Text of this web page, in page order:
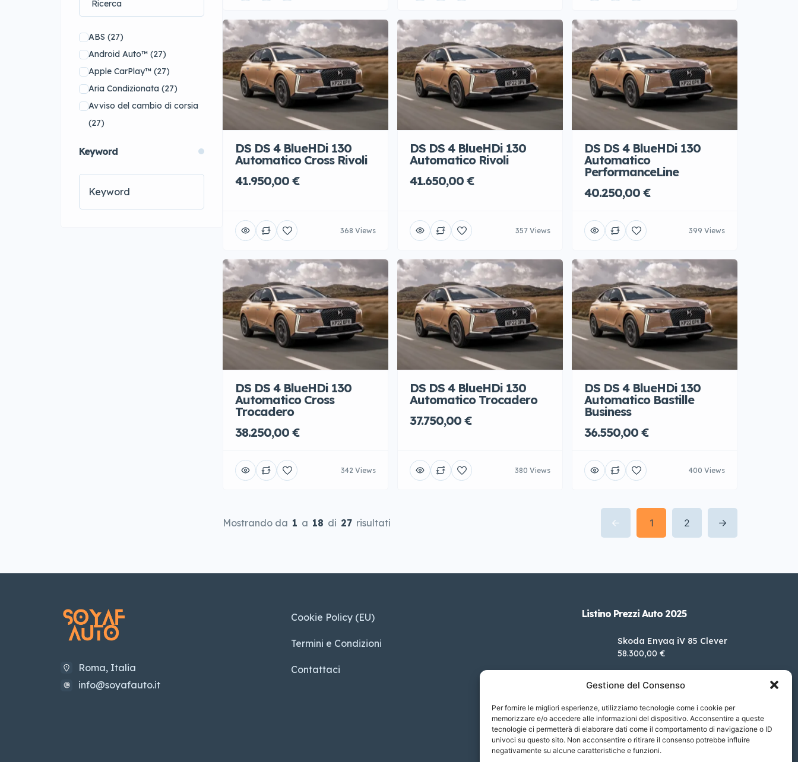
Gestione del Consenso
Per fornire le migliori esperienze, utilizziamo tecnologie come i cookie per
memorizzare e/o accedere alle informazioni del dispositivo. Acconsentire a queste
tecnologie ci permetterà di elaborare dati come il comportamento di navigazione o ID
univoci su questo sito. Non acconsentire o ritirare il consenso potrebbe influire
negativamente su alcune caratteristiche e funzioni.
Audi(0)
Dodge(0)
Land Rover(0)
Mitsubishi(0)
Volvo(0)
ABS (27)
Android Auto™ (27)
Apple CarPlay™ (27)
Aria Condizionata (27)
Avviso del cambio di corsia
(27)
Cerchi in Lega
controllo attivo
mantenimento corsia
Controllo automatico
Keyword
DS DS 4 BlueHDi 130
Automatico Cross Rivoli
41.950,00 €
368 Views
DS DS 4 BlueHDi 130
Automatico Rivoli
41.650,00 €
357 Views
DS DS 4 BlueHDi 130
Automatico
PerformanceLine
40.250,00 €
399 Views
DS DS 4 BlueHDi 130
Automatico Cross
Trocadero
38.250,00 €
342 Views
DS DS 4 BlueHDi 130
Automatico Trocadero
37.750,00 €
380 Views
DS DS 4 BlueHDi 130
Automatico Bastille
Business
36.550,00 €
400 Views
Mostrando da 1 a 18 di 27 risultati 1 2
Roma, Italia
info@soyafauto.it
Cookie Policy (EU)
Termini e Condizioni
Contattaci
Listino Prezzi Auto 2025
Skoda Enyaq iV 85 Clever
58.300,00 €
Active
39.450,00 €
DS DS 4 BlueHDi 130
Automatico Bastille
Business
36.550,00 €
Alfa Romeo Giulia 2.2 TD
160cv Ti AT8